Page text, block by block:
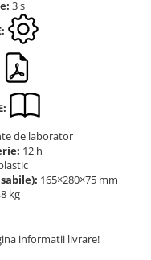
3 s
de laborator
12 h
165×280×75 mm
kg
informatii livrare!